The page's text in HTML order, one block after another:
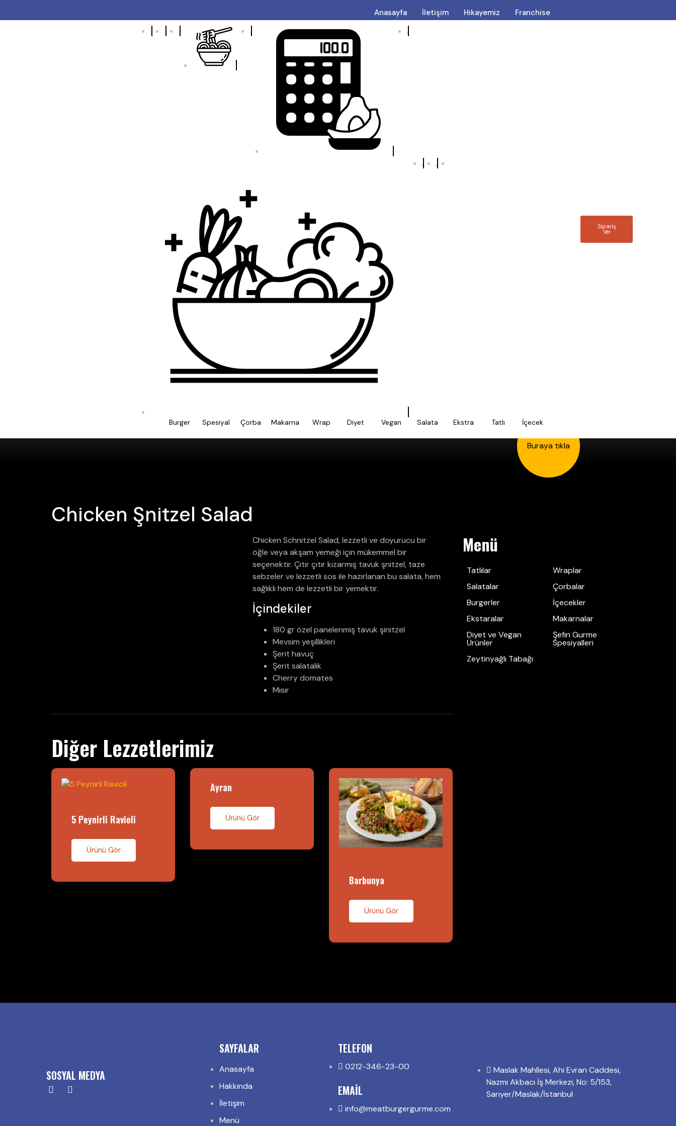
Anasayfa İletişim Hikayemiz Franchise
Burger Spesiyal Çorba Makarna Wrap Diyet Vegan Salata Ekstra Tatlı İçecek
Sipariş
Ver
Chicken Şnitzel Salad
Chicken Schnitzel Salad, lezzetli ve doyurucu bir
öğle veya akşam yemeği için mükemmel bir
seçenektir. Çıtır çıtır kızarmış tavuk şnitzel, taze
sebzeler ve lezzetli sos ile hazırlanan bu salata, hem
sağlıklı hem de lezzetli bir yemektir.
İçindekiler
180 gr özel panelenmiş tavuk şinitzel
Mevsim yeşillikleri
Şerit havuç
Şerit salatalık
Cherry domates
Mısır
Diğer Lezzetlerimiz
5 Peynirli Ravioli
Ürünü Gör
Ayran
Ürünü Gör
Barbunya
Ürünü Gör
Buraya tıkla
Menü
Tatlılar
Wraplar
Salatalar
Çorbalar
Burgerler
İçecekler
Ekstaralar
Makarnalar
Diyet ve Vegan
Ürünler
Şefin Gurme
Spesiyalleri
Zeytinyağlı Tabağı
SOSYAL MEDYA
SAYFALAR
Anasayfa
Hakkında
İletişim
Menü
TELEFON
0212-346-23-00
EMAIL
info@meatburgergurme.com
Maslak Mahllesi, Ahi Evran Caddesi,
Nazmi Akbacı İş Merkezi, No: 5/153,
Sarıyer/Maslak/İstanbul